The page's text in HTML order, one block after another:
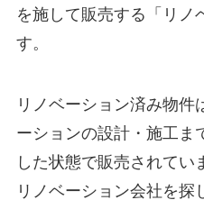
を施して販売する「リノ
す。
リノベーション済み物件
ーションの設計・施工ま
した状態で販売されてい
リノベーション会社を探